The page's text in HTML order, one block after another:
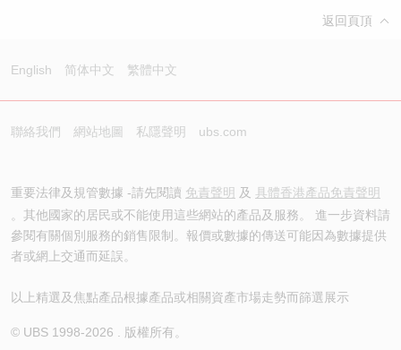
返回頁頂
English 简体中文 繁體中文
聯絡我們 網站地圖 私隱聲明 ubs.com
重要法律及規管數據 -請先閱讀 免責聲明 及 具體香港產品免責聲明
。其他國家的居民或不能使用這些網站的產品及服務。 進一步資料請
參閱有關個別服務的銷售限制。報價或數據的傳送可能因為數據提供
者或網上交通而延誤。
以上精選及焦點產品根據產品或相關資產市場走勢而篩選展示
© UBS 1998-2026 . 版權所有。